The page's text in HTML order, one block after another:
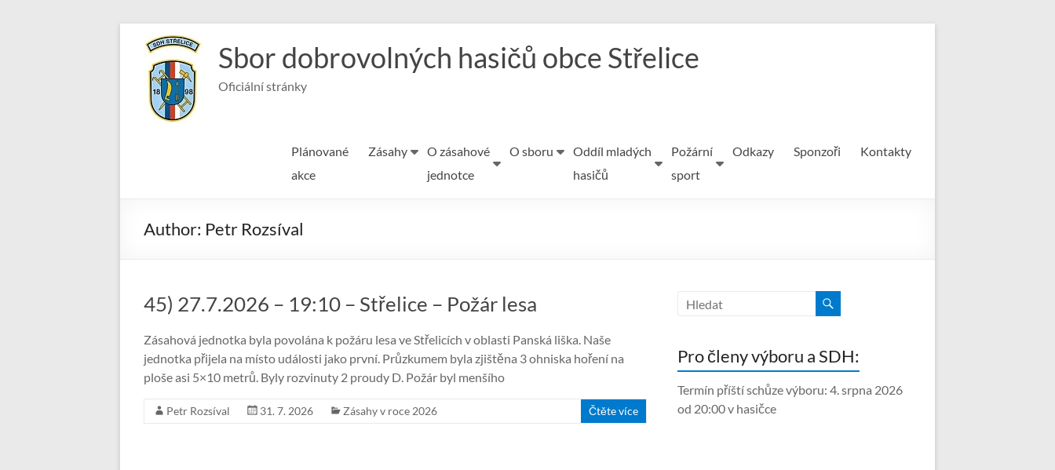
content
Sbor dobrovolných hasičů obce Střelice
Oficiální stránky
Plánované
akce
Zásahy
O zásahové
jednotce
O sboru
Oddíl mladých
hasičů
Požární
sport
Odkazy Sponzoři Kontakty
Author: Petr Rozsíval
45) 27.7.2026 – 19:10 – Střelice – Požár lesa
Zásahová jednotka byla povolána k požáru lesa ve Střelicích v oblasti Panská liška. Naše
jednotka přijela na místo události jako první. Průzkumem byla zjištěna 3 ohniska hoření na
ploše asi 5×10 metrů. Byly rozvinuty 2 proudy D. Požár byl menšího
Petr Rozsíval 31. 7. 2026 Zásahy v roce 2026 Čtěte více
Pro členy výboru a SDH:
Termín příští schůze výboru: 4. srpna 2026
od 20:00 v hasičce